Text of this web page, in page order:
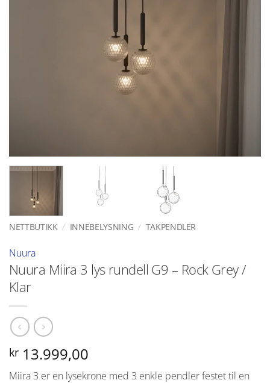
NETTBUTIKK / INNEBELYSNING / TAKPENDLER
Nuura
Nuura Miira 3 lys rundell G9 – Rock Grey /
Klar
kr 13.999,00
Miira 3 er en lysekrone med 3 enkle pendler festet til en